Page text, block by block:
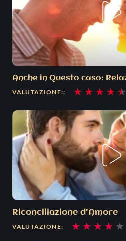
Anche in Questo caso:
VALUTAZIONE:: ★ ★ ★ ★ ★
Riconciliazione d'Amore
VALUTAZIONE: ★ ★ ★ ★ ★